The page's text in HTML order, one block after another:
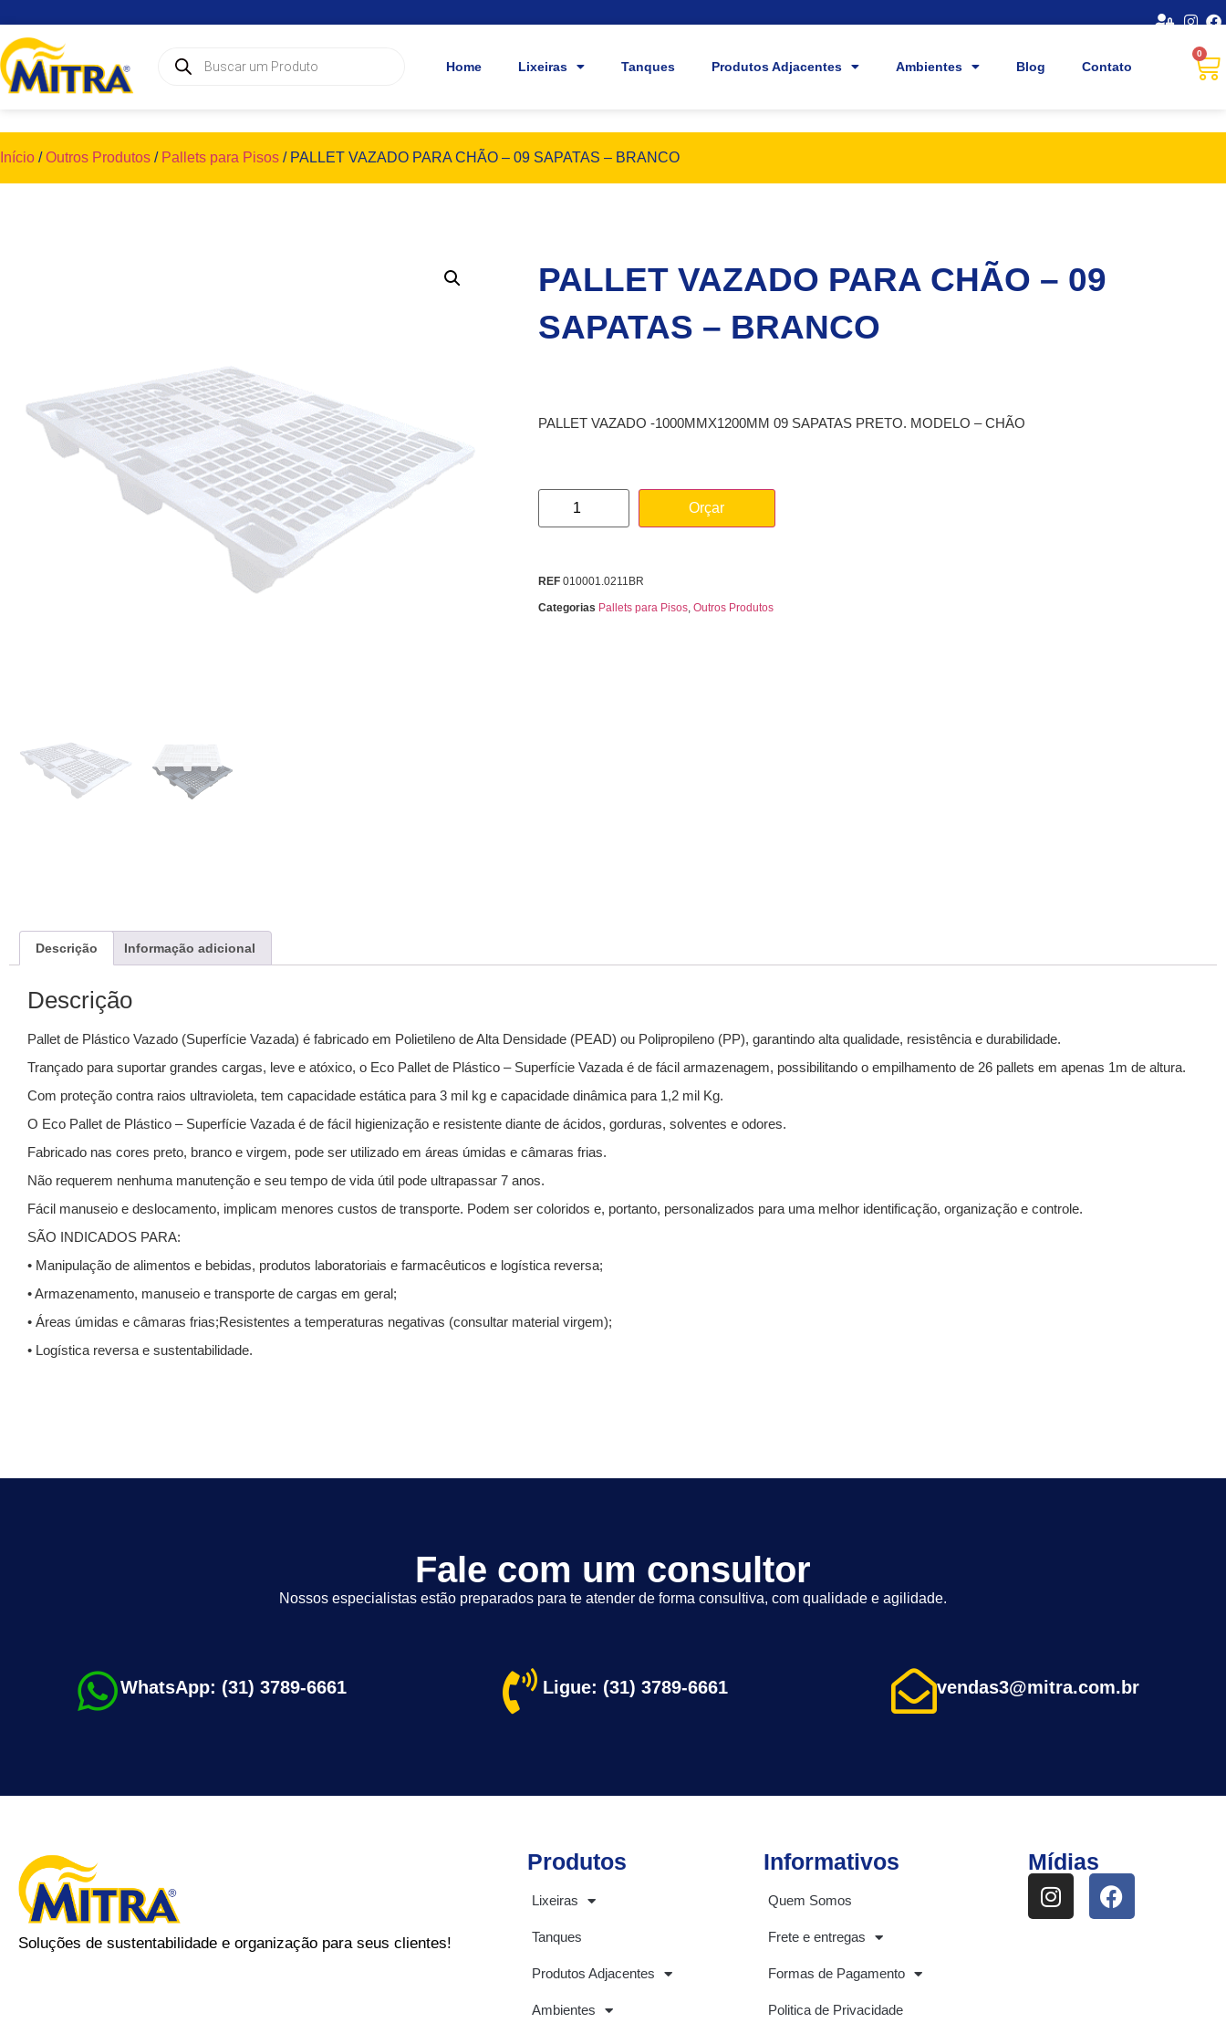
Home Lixeiras Tanques Produtos Adjacentes Ambientes Blog Contato
0
Início /Outros Produtos / Pallets para Pisos / PALLET VAZADO PARA CHÃO – 09 SAPATAS – BRANCO
PALLET VAZADO PARA CHÃO – 09
SAPATAS – BRANCO
PALLET VAZADO -1000MMX1200MM 09 SAPATAS PRETO. MODELO – CHÃO
Orçar
REF 010001.0211BR
Categorias Pallets para Pisos, Outros Produtos
Descrição Informação adicional
Descrição
Pallet de Plástico Vazado (Superfície Vazada) é fabricado em Polietileno de Alta Densidade (PEAD) ou Polipropileno (PP), garantindo alta qualidade, resistência e durabilidade.
Trançado para suportar grandes cargas, leve e atóxico, o Eco Pallet de Plástico – Superfície Vazada é de fácil armazenagem, possibilitando o empilhamento de 26 pallets em apenas 1m de altura.
Com proteção contra raios ultravioleta, tem capacidade estática para 3 mil kg e capacidade dinâmica para 1,2 mil Kg.
O Eco Pallet de Plástico – Superfície Vazada é de fácil higienização e resistente diante de ácidos, gorduras, solventes e odores.
Fabricado nas cores preto, branco e virgem, pode ser utilizado em áreas úmidas e câmaras frias.
Não requerem nenhuma manutenção e seu tempo de vida útil pode ultrapassar 7 anos.
Fácil manuseio e deslocamento, implicam menores custos de transporte. Podem ser coloridos e, portanto, personalizados para uma melhor identificação, organização e controle.
SÃO INDICADOS PARA:
• Manipulação de alimentos e bebidas, produtos laboratoriais e farmacêuticos e logística reversa;
• Armazenamento, manuseio e transporte de cargas em geral;
• Áreas úmidas e câmaras frias;Resistentes a temperaturas negativas (consultar material virgem);
• Logística reversa e sustentabilidade.
Fale com um consultor
Nossos especialistas estão preparados para te atender de forma consultiva, com qualidade e agilidade.
WhatsApp: (31) 3789-6661 Ligue: (31) 3789-6661 vendas3@mitra.com.br
Soluções de sustentabilidade e organização para seus clientes!
Produtos
Lixeiras
Tanques
Produtos Adjacentes
Ambientes
Informativos
Quem Somos
Frete e entregas
Formas de Pagamento
Politica de Privacidade
Mídias